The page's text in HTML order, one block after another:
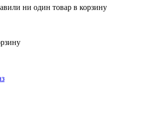
ни один товар в корзину